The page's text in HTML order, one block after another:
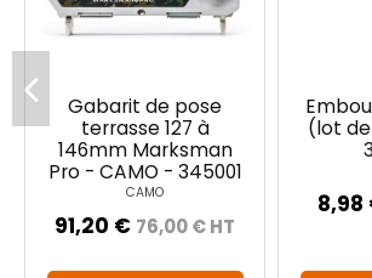
Gabarit de pose
terrasse 127 à
146mm Marksman
Pro - CAMO - 345001
CAMO
91,20 € 76,00 € HT
(lot
8,98